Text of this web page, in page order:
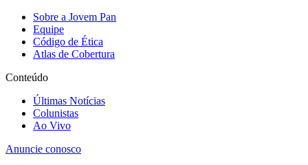
Sobre a Jovem Pan
Equipe
Código de Ética
Atlas de Cobertura
Conteúdo
Últimas Notícias
Colunistas
Ao Vivo
Anuncie conosco